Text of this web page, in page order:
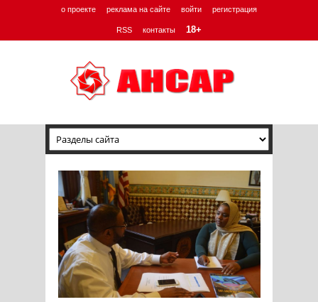
о проекте реклама на сайте войти регистрация
RSS контакты 18+